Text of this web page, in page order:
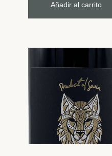
Añadir al carrito